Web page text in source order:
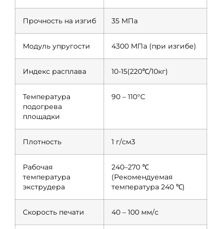
Прочность на изгиб 35 МПа
Модуль упругости 4300 МПа (при изгибе)
Индекс расплава 10-15(220℃/10кг)
Температура
подогрева
площадки
90 – 110°С
Плотность 1 г/см3
Рабочая
температура
экструдера
240–270 ℃
(Рекомендуемая
температура 240 ℃)
Скорость печати 40 – 100 мм/с